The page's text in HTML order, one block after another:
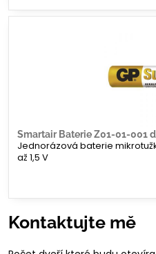
Smartair Baterie Z01-01-001
Jednorázová baterie
až 1,5 V
Kontaktujte mě